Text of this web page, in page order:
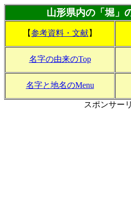
山形県内の「堀」
【参考資料・文献】
名字の由来のTop
名字と地名のMenu
スポンサー